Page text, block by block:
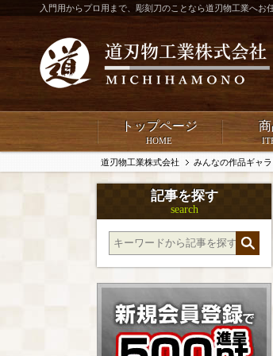
入門用からプロ用まで、彫刻刀のことなら道刃物工業へお
トップページ
HOME
道刃物工業株式会社 みんなの作品ギャ
記事を探す
search